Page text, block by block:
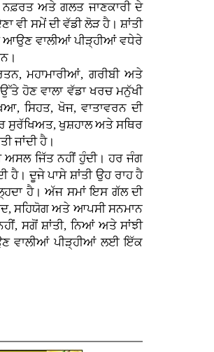
ਨਫ਼ਰਤ ਅਤੇ ਗਲਤ ਜਾਣਕਾਰੀ ਦੇ
ਵੀ ਸਮੇਂ ਦੀ ਵੱਡੀ ਲੋੜ ਹੈ। ਸ਼ਾਂਤੀ
ਆਉਣ ਵਾਲੀਆਂ ਪੀੜ੍ਹੀਆਂ ਵਧੇਰੇ
ਮਹਾਮਾਰੀਆਂ, ਗਰੀਬੀ ਅਤੇ
ਹੋਣ ਵਾਲਾ ਵੱਡਾ ਖਰਚ ਮਨੁੱਖੀ
ਸਿਹਤ, ਖੋਜ, ਵਾਤਾਵਰਨ ਦੀ
ਸੁਰੱਖਿਅਤ, ਖੁਸ਼ਹਾਲ ਅਤੇ ਸਥਿਰ
ਜਾਂਦੀ ਹੈ।
ਅਸਲ ਜਿੱਤ ਨਹੀਂ ਹੁੰਦੀ। ਹਰ ਜੰਗ
ਹੈ। ਦੂਜੇ ਪਾਸੇ ਸ਼ਾਂਤੀ ਉਹ ਰਾਹ ਹੈ
ਹੈ। ਅੱਜ ਸਮਾਂ ਇਸ ਗੱਲ ਦੀ
ਸਹਿਯੋਗ ਅਤੇ ਆਪਸੀ ਸਨਮਾਨ
ਸਗੋਂ ਸ਼ਾਂਤੀ, ਨਿਆਂ ਅਤੇ ਸਾਂਝੀ
ਵਾਲੀਆਂ ਪੀੜ੍ਹੀਆਂ ਲਈ ਇੱਕ